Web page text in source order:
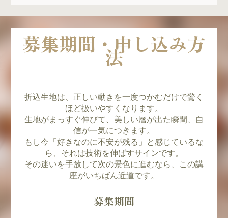
募集期間・申し込み方
法
折込生地は、正しい動きを一度つかむだけで驚く
ほど扱いやすくなります。
生地がまっすぐ伸びて、美しい層が出た瞬間、自
信が一気につきます。
もし今「好きなのに不安が残る」と感じているな
ら、それは技術を伸ばすサインです。
その迷いを手放して次の景色に進むなら、この講
座がいちばん近道です。
募集期間